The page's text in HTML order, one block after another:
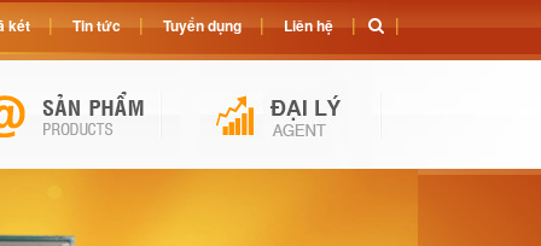
két Tin tức Tuyển dụng Liên hệ